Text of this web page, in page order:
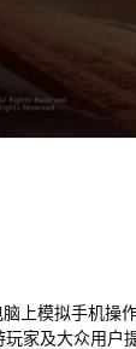
上模拟手机操
家及大众用户